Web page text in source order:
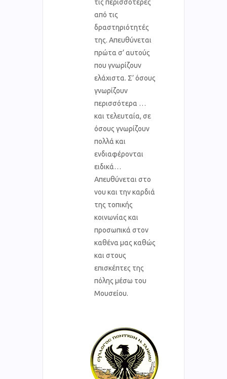
τις περισσότερες
από τις
δραστηριότητές
της. Απευθύνεται
πρώτα σ’ αυτούς
που γνωρίζουν
ελάχιστα. Σ’ όσους
γνωρίζουν
περισσότερα …
και τελευταία, σε
όσους γνωρίζουν
πολλά και
ενδιαφέρονται
ειδικά…
Απευθύνεται στο
νου και την καρδιά
της τοπικής
κοινωνίας και
προσωπικά στον
καθένα μας καθώς
και στους
επισκέπτες της
πόλης μέσω του
Μουσείου.